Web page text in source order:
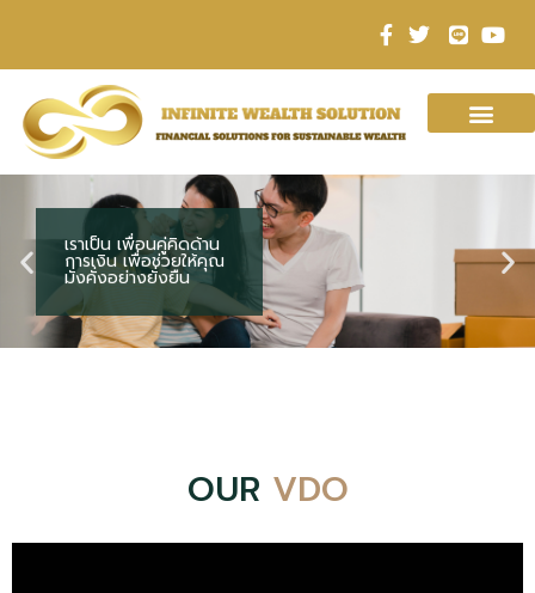
เราเป็น เพื่อนคู่คิดด้าน
การเงิน เพื่อช่วยให้คุณ
มั่งคั่งอย่างยั่งยืน
Financial Solution For
Sustainable Wealth
เราเป็น เพื่อนคู่คิดด้าน
การเงิน เพื่อช่วยให้คุณ
มั่งคั่งอย่างยั่งยืน
เราเป็น เพื่อนคู่คิดด้าน
การเงิน เพื่อช่วยให้คุณ
มั่งคั่งอย่างยั่งยืน
Financial Solution For
Sustainable Wealth
เราเป็น เพื่อนคู่คิดด้าน
การเงิน เพื่อช่วยให้คุณ
มั่งคั่งอย่างยั่งยืน
เราเป็น เพื่อนคู่คิดด้าน
การเงิน เพื่อช่วยให้คุณ
มั่งคั่งอย่างยั่งยืน
Financial Solution For
Sustainable Wealth
เราเป็น เพื่อนคู่คิดด้าน
การเงิน เพื่อช่วยให้คุณ
มั่งคั่งอย่างยั่งยืน
OUR VDO